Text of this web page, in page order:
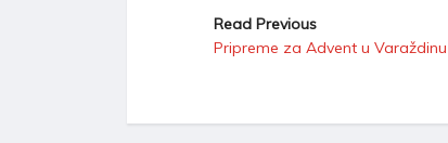
Read Previous
Pripreme za Advent u Varaždinu